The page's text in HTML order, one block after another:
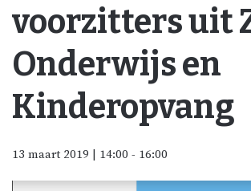
voorzitters uit
Onderwijs en
Kinderopvang
13 maart 2019 | 14:00 - 16:00